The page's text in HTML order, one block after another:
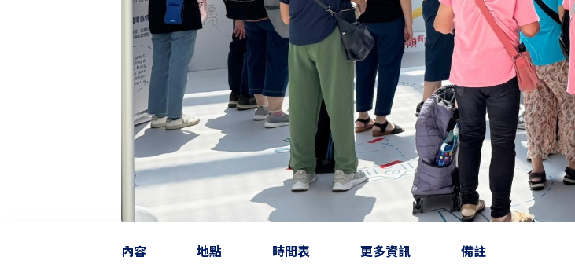
內容 地點 時間表 更多資訊 備註